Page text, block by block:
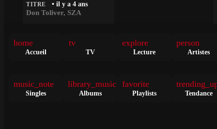
TITRE • il y a 4 ans
Don Toliver, SZA
home
Accueil
tv
TV
explore
Lecture
person
Artistes
music_note
Singles
library_music
Albums
favorite
Playlists Tendance